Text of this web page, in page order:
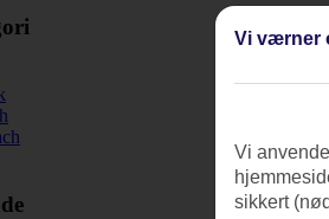
Vi værner
Vi
sikkert